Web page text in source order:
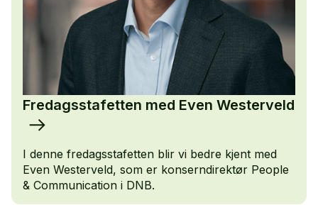
Fredagsstafetten med Even Westerveld
I denne fredagsstafetten blir vi bedre kjent med
Even Westerveld, som er konserndirektør People
& Communication i DNB.